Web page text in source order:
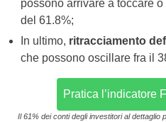
possono arrivare a toccare
del 61.8%;
In ultimo, ritracciamento
che possono oscillare fra il
Pratica l’indicatore
Il 61% dei conti degli investitori al